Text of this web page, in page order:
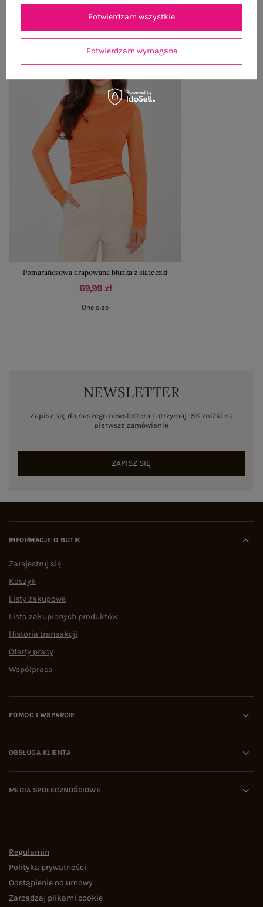
Zobacz wszystko
Pomarańczowa drapowana bluzka z siateczki
69,99 zł
One size
NEWSLETTER
Zapisz się do naszego newslettera i otrzymaj 15% zniżki na
pierwsze zamówienie
ZAPISZ SIĘ
INFORMACJE O BUTIK
Zarejestruj się
Koszyk
Listy zakupowe
Lista zakupionych produktów
Historia transakcji
Oferty pracy
Współpraca
POMOC I WSPARCIE
OBSŁUGA KLIENTA
MEDIA SPOŁECZNOŚCIOWE
Regulamin
Polityka prywatności
Odstąpienie od umowy
Zarządzaj plikami cookie
Potwierdzam wymagane
Potwierdzam wszystkie